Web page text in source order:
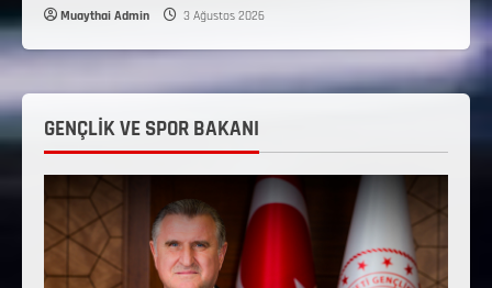
Muaythai Admin 3 Ağustos 2026
GENÇLİK VE SPOR BAKANI